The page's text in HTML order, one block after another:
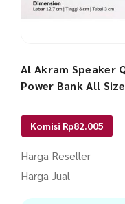
Al Akram Speaker
Power Bank All
Komisi Rp82.005
Harga Reseller
Harga Jual